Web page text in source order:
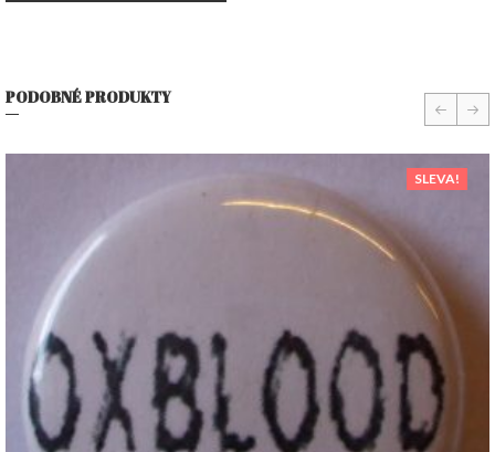
PODOBNÉ PRODUKTY
SLEVA!
prev